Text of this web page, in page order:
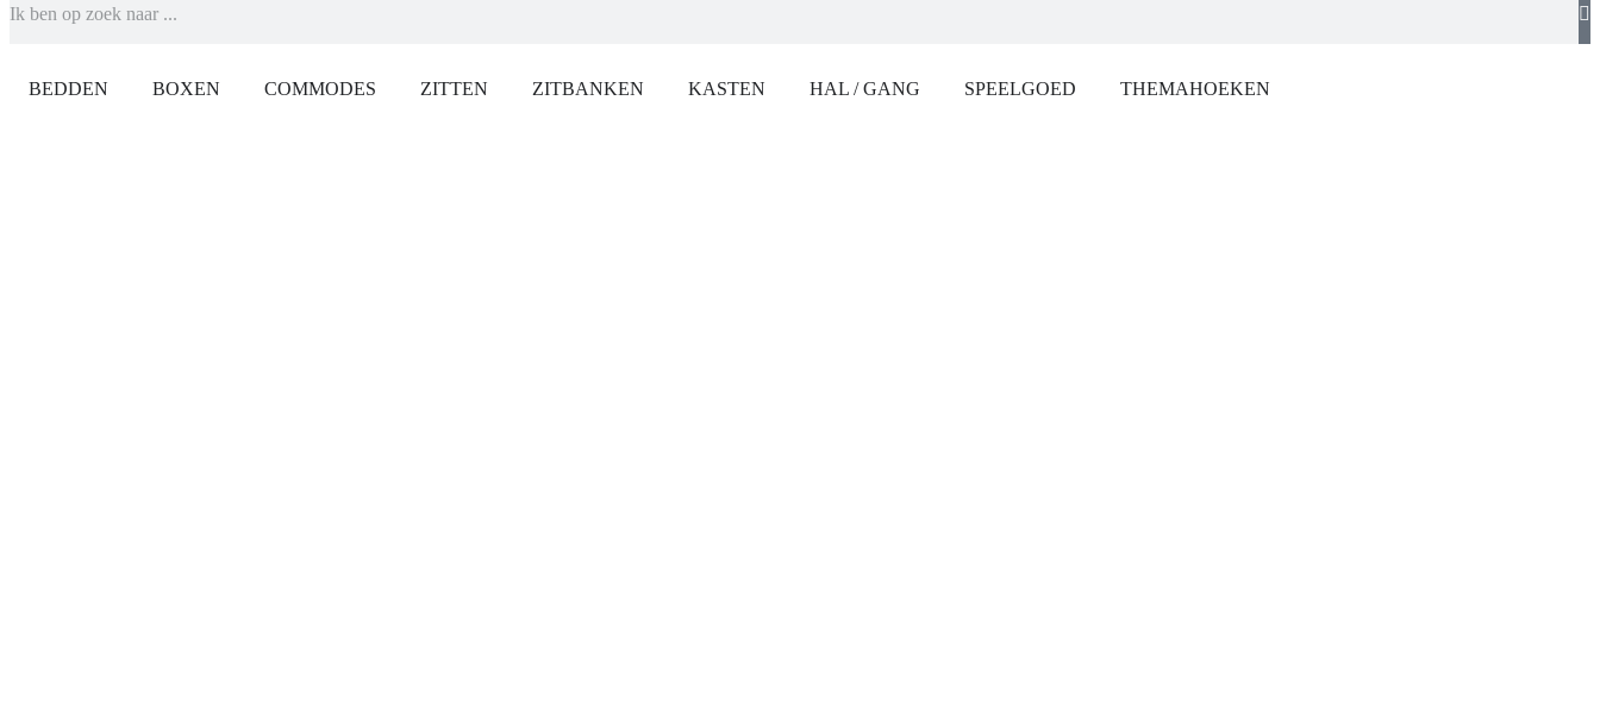
BEDDEN BOXEN COMMODES ZITTEN ZITBANKEN KASTEN HAL / GANG SPEELGOED THEMAHOEKEN